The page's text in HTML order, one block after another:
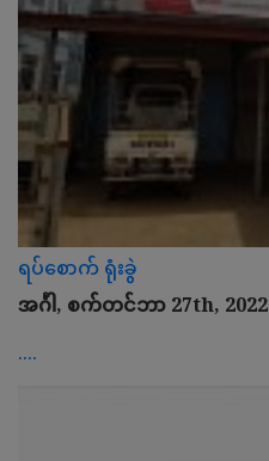
ရပ်စောက် ရုံးခွဲ
အင်္ဂါ, စက်တင်ဘာ 27th, 2022
....